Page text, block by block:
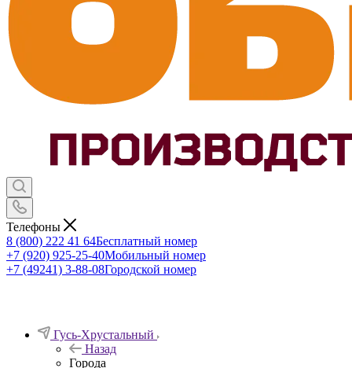
Телефоны
8 (800) 222 41 64Бесплатный номер
+7 (920) 925-25-40Мобильный номер
+7 (49241) 3-88-08Городской номер
Гусь-Хрустальный
Назад
Города